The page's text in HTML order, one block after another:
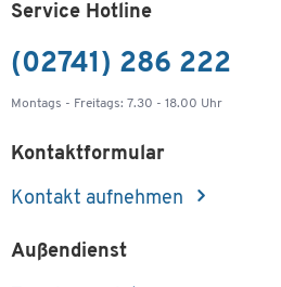
Service Hotline
(02741) 286 222
Montags - Freitags: 7.30 - 18.00 Uhr
Kontaktformular
Kontakt aufnehmen
Außendienst